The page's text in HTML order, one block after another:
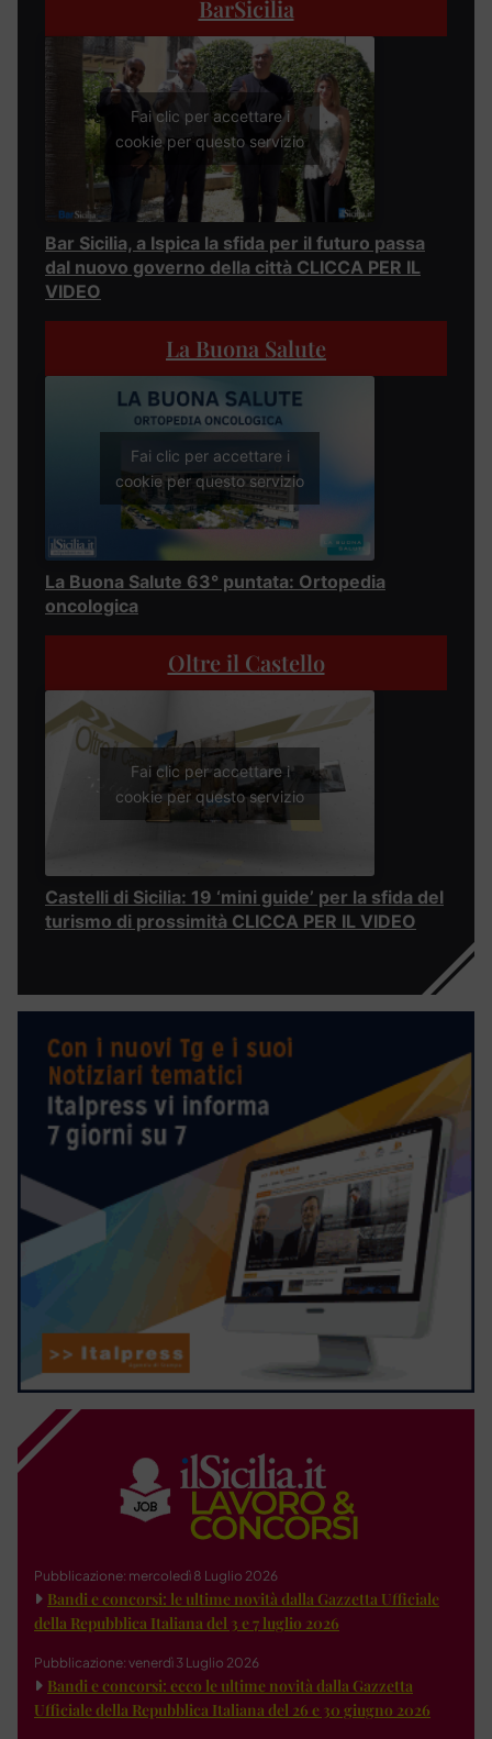
BarSicilia
Fai clic per accettare i
cookie per questo servizio
Bar Sicilia, a Ispica la sfida per il futuro passa
dal nuovo governo della città CLICCA PER IL
VIDEO
La Buona Salute
Fai clic per accettare i
cookie per questo servizio
La Buona Salute 63° puntata: Ortopedia
oncologica
Oltre il Castello
Fai clic per accettare i
cookie per questo servizio
Castelli di Sicilia: 19 ‘mini guide’ per la sfida del
turismo di prossimità CLICCA PER IL VIDEO
Pubblicazione: mercoledì 8 Luglio 2026
Bandi e concorsi: le ultime novità dalla Gazzetta Ufficiale
della Repubblica Italiana del 3 e 7 luglio 2026
Pubblicazione: venerdì 3 Luglio 2026
Bandi e concorsi: ecco le ultime novità dalla Gazzetta
Ufficiale della Repubblica Italiana del 26 e 30 giugno 2026